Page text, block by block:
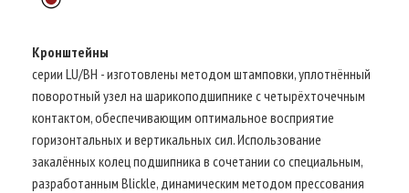
Кронштейны
серии LU/BH - изготовлены методом штамповки, уплотнённый
поворотный узел на шарикоподшипнике с четырёхточечным
контактом, обеспечивающим оптимальное восприятие
горизонтальных и вертикальных сил. Использование
закалённых колец подшипника в сочетании со специальным,
разработанным Blickle, динамическим методом прессования